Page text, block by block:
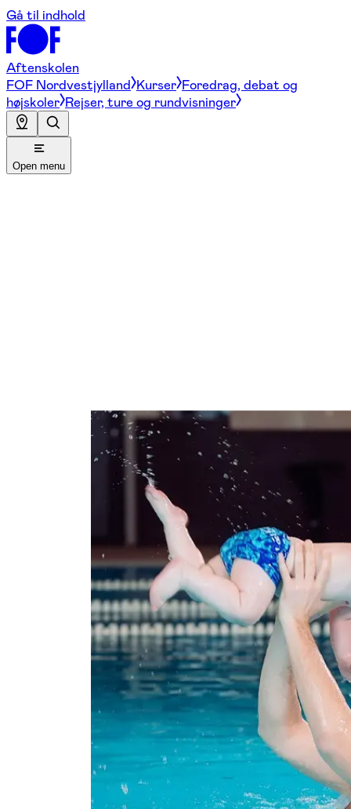
Gå til indhold
Aftenskolen
FOF Nordvestjylland Kurser Foredrag, debat og
højskoler Rejser, ture og rundvisninger
Open menu